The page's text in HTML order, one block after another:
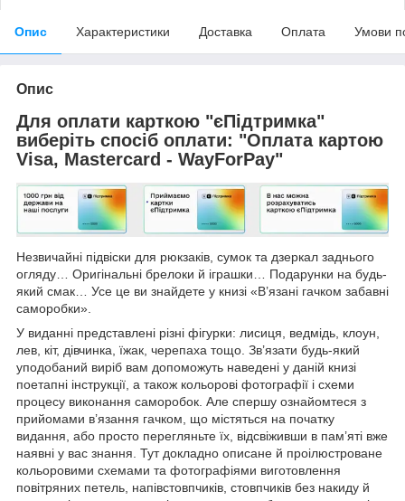
Опис Характеристики Доставка Оплата Умови
Опис
Для оплати карткою "єПідтримка"
виберіть спосіб оплати: "Оплата картою
Visa, Mastercard - WayForPay"
Незвичайні підвіски для рюкзаків, сумок та дзеркал заднього
огляду… Оригінальні брелоки й іграшки… Подарунки на будь-
який смак… Усе це ви знайдете у книзі «В’язані гачком забавні
саморобки».
У виданні представлені різні фігурки: лисиця, ведмідь, клоун,
лев, кіт, дівчинка, їжак, черепаха тощо. Зв’язати будь-який
уподобаний виріб вам допоможуть наведені у даній книзі
поетапні інструкції, а також кольорові фотографії і схеми
процесу виконання саморобок. Але спершу ознайомтеся з
прийомами в’язання гачком, що містяться на початку
видання, або просто перегляньте їх, відсвіживши в пам’яті вже
наявні у вас знання. Тут докладно описане й проілюстроване
кольоровими схемами та фотографіями виготовлення
повітряних петель, напівстовпчиків, стовпчиків без накиду й